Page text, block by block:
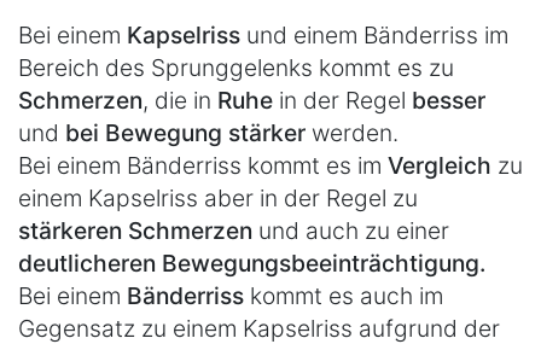
Bei einem Kapselriss und einem Bänderriss im
Bereich des Sprunggelenks kommt es zu
Schmerzen, die in Ruhe in der Regel besser
und bei Bewegung stärker werden.
Bei einem Bänderriss kommt es im Vergleich zu
einem Kapselriss aber in der Regel zu
stärkeren Schmerzen und auch zu einer
deutlicheren Bewegungsbeeinträchtigung.
Bei einem Bänderriss kommt es auch im
Gegensatz zu einem Kapselriss aufgrund der